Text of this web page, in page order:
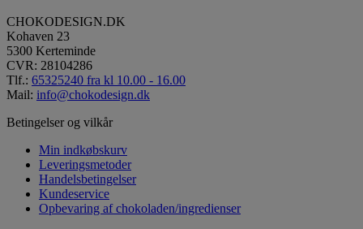
CHOKODESIGN.DK
Kohaven 23
5300 Kerteminde
CVR: 28104286
Tlf.: 65325240 fra kl 10.00 - 16.00
Mail: info@chokodesign.dk
Betingelser og vilkår
Min indkøbskurv
Leveringsmetoder
Handelsbetingelser
Kundeservice
Opbevaring af chokoladen/ingredienser